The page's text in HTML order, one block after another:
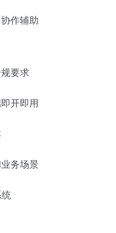
作辅助
要求
开即用
务场景